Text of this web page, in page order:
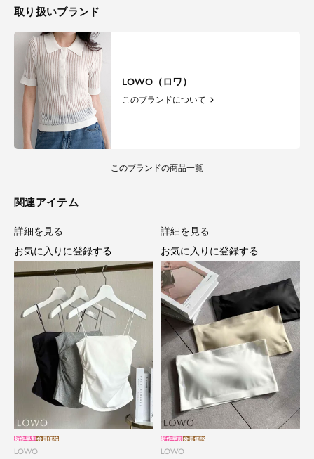
取り扱いブランド
LOWO（ロワ）
このブランドについて
このブランドの商品一覧
関連アイテム
LOWO
新作早割会員価格
詳細を見る
お気に入りに登録する
LOWO
新作早割会員価格
詳細を見る
お気に入りに登録する